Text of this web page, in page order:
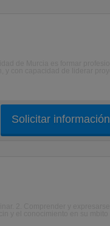
Solicitar información